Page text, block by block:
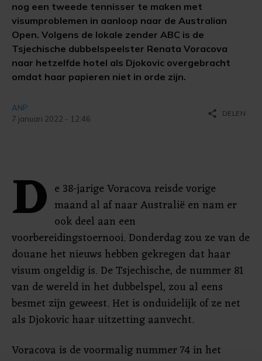
nog een tweede tennisser te maken met
visumproblemen in aanloop naar de Australian
Open. Volgens de lokale zender ABC is de
Tsjechische dubbelspeelster Renata Voracova
naar hetzelfde hotel als Djokovic overgebracht
omdat haar papieren niet in orde zijn.
ANP
7 januari 2022 - 12:46
share DELEN
D e 38-jarige Voracova reisde vorige
maand al af naar Australië en nam er
ook deel aan een
voorbereidingstoernooi. Donderdag zou ze van de
douane het nieuws hebben gekregen dat haar
visum ongeldig is. De Tsjechische, de nummer 81
van de wereld in het dubbelspel, zou al eens
besmet zijn geweest. Het is onduidelijk of ze net
als Djokovic haar uitzetting aanvecht.
Voracova is de voormalig nummer 74 in het